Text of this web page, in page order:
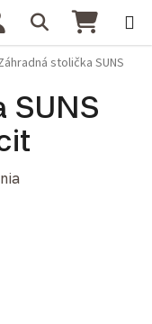
Hľadať
stolička SUNS
SUNS
hviezdičiek.